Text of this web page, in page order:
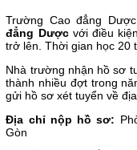
Trường Cao đẳng
đẳng Dượcvới điều
trở lên. Thời gian học 20
Nhà trường nhận hồ sơ
thành nhiều đợt trong
gửi hồ sơ xét tuyển về
Địa chỉ nộp hồ sơ:
Gòn